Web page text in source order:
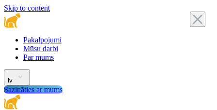
Skip to content
Pakalpojumi
Mūsu darbi
Par mums
lv
Sazināties ar mums